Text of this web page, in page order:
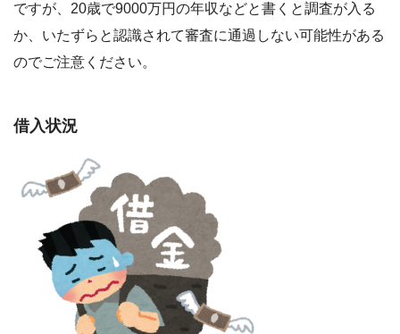
ですが、20歳で9000万円の年収などと書くと調査が入る
か、いたずらと認識されて審査に通過しない可能性がある
のでご注意ください。
借入状況